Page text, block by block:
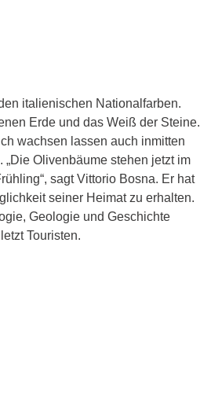
italienischen Nationalfarben.
Erde und das Weiß der Steine.
wachsen lassen auch inmitten
Olivenbäume stehen jetzt im
sagt Vittorio Bosna. Er hat
seiner Heimat zu erhalten.
Geologie und Geschichte
Touristen.